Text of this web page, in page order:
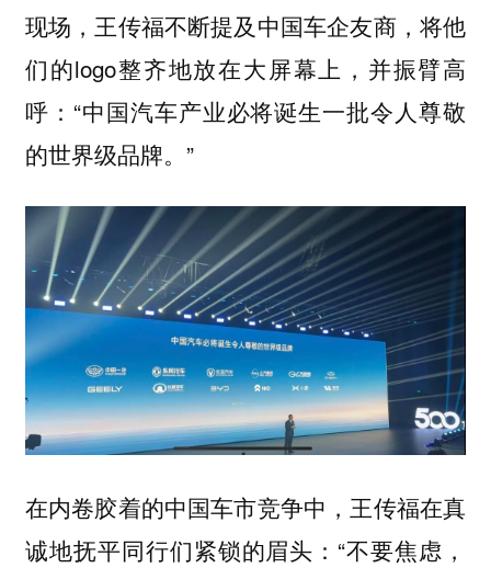
现场，王传福不断提及中国车企友商，将他
们的logo整齐地放在大屏幕上，并振臂高
呼：“中国汽车产业必将诞生一批令人尊敬
的世界级品牌。”
在内卷胶着的中国车市竞争中，王传福在真
诚地抚平同行们紧锁的眉头：“不要焦虑，